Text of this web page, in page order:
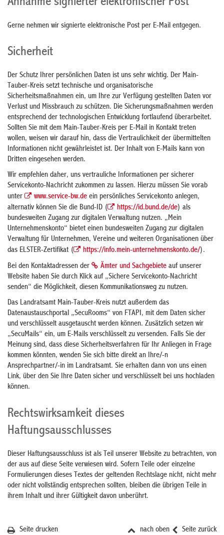
Gerne nehmen wir signierte elektronische Post per E-Mail entgegen.
Sicherheit
Der Schutz Ihrer persönlichen Daten ist uns sehr wichtig. Der Main-
Tauber-Kreis setzt technische und organisatorische
Sicherheitsmaßnahmen ein, um Ihre zur Verfügung gestellten Daten vor
Verlust und Missbrauch zu schützen. Die Sicherungsmaßnahmen werden
entsprechend der technologischen Entwicklung fortlaufend überarbeitet.
Sollten Sie mit dem Main-Tauber-Kreis per E-Mail in Kontakt treten
wollen, weisen wir darauf hin, dass die Vertraulichkeit der übermittelten
Informationen nicht gewährleistet ist. Der Inhalt von E-Mails kann von
Dritten eingesehen werden.
Wir empfehlen daher, uns vertrauliche Informationen per sicherer
Servicekonto-Nachricht zukommen zu lassen. Hierzu müssen Sie vorab
unter
www.service-bw.de ein persönliches Servicekonto anlegen,
alternativ können Sie die Bund-ID (
https://id.bund.de/de) als
bundesweiten Zugang zur digitalen Verwaltung nutzen. „Mein
Unternehmenskonto“ bietet einen bundesweiten Zugang zur digitalen
Verwaltung für Unternehmen, Vereine und weiteren Organisationen über
das ELSTER-Zertifikat (
https://info.mein-unternehmenskonto.de/).
Bei den Kontaktadressen der
Ämter und Sachgebiete auf unserer
Website haben Sie durch Klick auf „Sichere Servicekonto-Nachricht
senden“ die Möglichkeit, diesen Kommunikationsweg zu nutzen.
Das Landratsamt Main-Tauber-Kreis nutzt außerdem das
Datenaustauschportal „SecuRooms“ von FTAPI, mit dem Daten sicher
und verschlüsselt ausgetauscht werden können. Zusätzlich setzen wir
„SecuMails“ ein, um E-Mails verschlüsselt zu versenden. Falls Sie der
Meinung sind, dass diese Sicherheitsverfahren für Ihr Anliegen in Frage
kommen könnten, wenden Sie sich bitte direkt an Ihre/-n
Ansprechpartner/-in im Landratsamt. Sie erhalten dann von uns einen
Link, über den Sie Ihre Daten sicher und verschlüsselt bei uns hochladen
können.
Rechtswirksamkeit dieses
Haftungsausschlusses
Dieser Haftungsausschluss ist als Teil unserer Website zu betrachten, von
der aus auf diese Seite verwiesen wird. Sofern Teile oder einzelne
Formulierungen dieses Textes der geltenden Rechtslage nicht, nicht mehr
oder nicht vollständig entsprechen sollten, bleiben die übrigen Teile in
ihrem Inhalt und ihrer Gültigkeit davon unberührt.
Seite zurück
nach oben
Seite drucken